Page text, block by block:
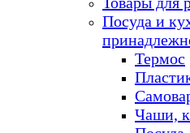
Посуда и
Термос
Чаши,